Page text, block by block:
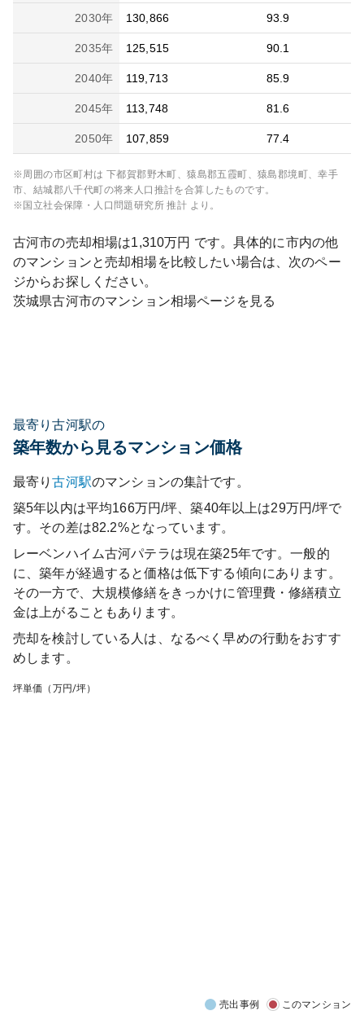
2030年 130,866 93.9
2035年 125,515 90.1
2040年 119,713 85.9
2045年 113,748 81.6
2050年 107,859 77.4
※周囲の市区町村は 下都賀郡野木町、猿島郡五霞町、猿島郡境町、幸手
市、結城郡八千代町の将来人口推計を合算したものです。
※国立社会保障・人口問題研究所 推計 より。
古河市の売却相場は1,310万円 です。具体的に市内の他
のマンションと売却相場を比較したい場合は、次のペー
ジからお探しください。
茨城県古河市のマンション相場ページを見る
最寄り古河駅の
築年数から見るマンション価格
最寄り古河駅のマンションの集計です。
築5年以内は平均166万円/坪、築40年以上は29万円/坪で
す。その差は82.2%となっています。
レーベンハイム古河パテラは現在築25年です。一般的
に、築年が経過すると価格は低下する傾向にあります。
その一方で、大規模修繕をきっかけに管理費・修繕積立
金は上がることもあります。
売却を検討している人は、なるべく早めの行動をおすす
めします。
坪単価（万円/坪）
売出事例 このマンション